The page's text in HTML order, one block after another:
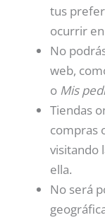
tus
ocurrir
No
web,
o Mis
Tiendas
compras
visitando
ella.
No será